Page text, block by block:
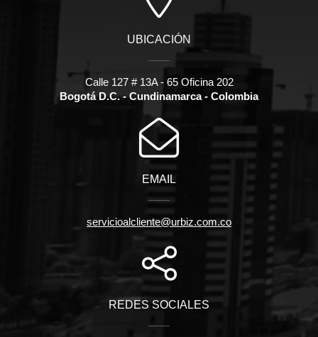
UBICACIÓN
Calle 127 # 13A - 65 Oficina 202
Bogotá D.C. - Cundinamarca - Colombia
EMAIL
servicioalcliente@urbiz.com.co
REDES SOCIALES